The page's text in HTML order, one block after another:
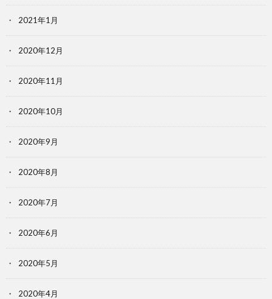
2021年1月
2020年12月
2020年11月
2020年10月
2020年9月
2020年8月
2020年7月
2020年6月
2020年5月
2020年4月